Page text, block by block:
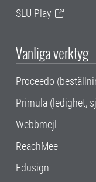
SLU Play
Vanliga verktyg
Proceedo
Primula (ledighet,
Webbmejl
ReachMee
Edusign